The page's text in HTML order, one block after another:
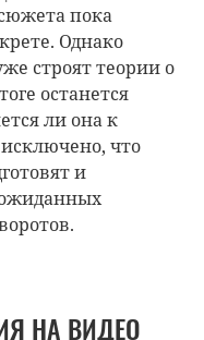
пока
Однако
строят теории о
останется
ли она к
что
и
НА ВИДЕО